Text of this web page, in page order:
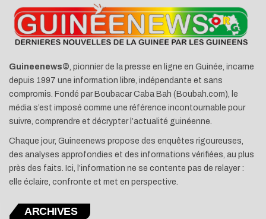
Guineenews©, pionnier de la presse en ligne en Guinée, incarne
depuis 1997 une information libre, indépendante et sans
compromis. Fondé par Boubacar Caba Bah (Boubah.com), le
média s’est imposé comme une référence incontournable pour
suivre, comprendre et décrypter l’actualité guinéenne.
Chaque jour, Guineenews propose des enquêtes rigoureuses,
des analyses approfondies et des informations vérifiées, au plus
près des faits. Ici, l’information ne se contente pas de relayer :
elle éclaire, confronte et met en perspective.
ARCHIVES